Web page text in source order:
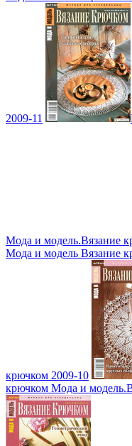
2009-11
Мода и модель.Вязание
Мода и модель Вязание
крючком 2009-10
крючком Мода и